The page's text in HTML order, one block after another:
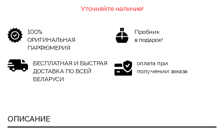
Уточняйте наличие!
100%
ОРИГИНАЛЬНАЯ
ПАРФЮМЕРИЯ
Пробник
в подарок!
БЕСПЛАТНАЯ И БЫСТРАЯ
ДОСТАВКА ПО ВСЕЙ
БЕЛАРУСИ
оплата при
получении заказа
ОПИСАНИЕ